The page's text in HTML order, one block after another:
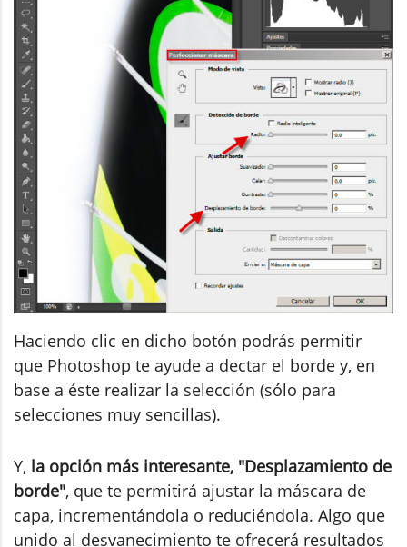
Haciendo clic en dicho botón podrás permitir
que Photoshop te ayude a dectar el borde y, en
base a éste realizar la selección (sólo para
selecciones muy sencillas).
Y, la opción más interesante, "Desplazamiento de
borde", que te permitirá ajustar la máscara de
capa, incrementándola o reduciéndola. Algo que
unido al desvanecimiento te ofrecerá resultados